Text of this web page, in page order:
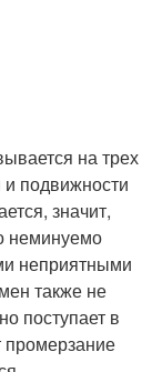
на трех
подвижности
значит,
неминуемо
неприятными
также не
поступает в
промерзание